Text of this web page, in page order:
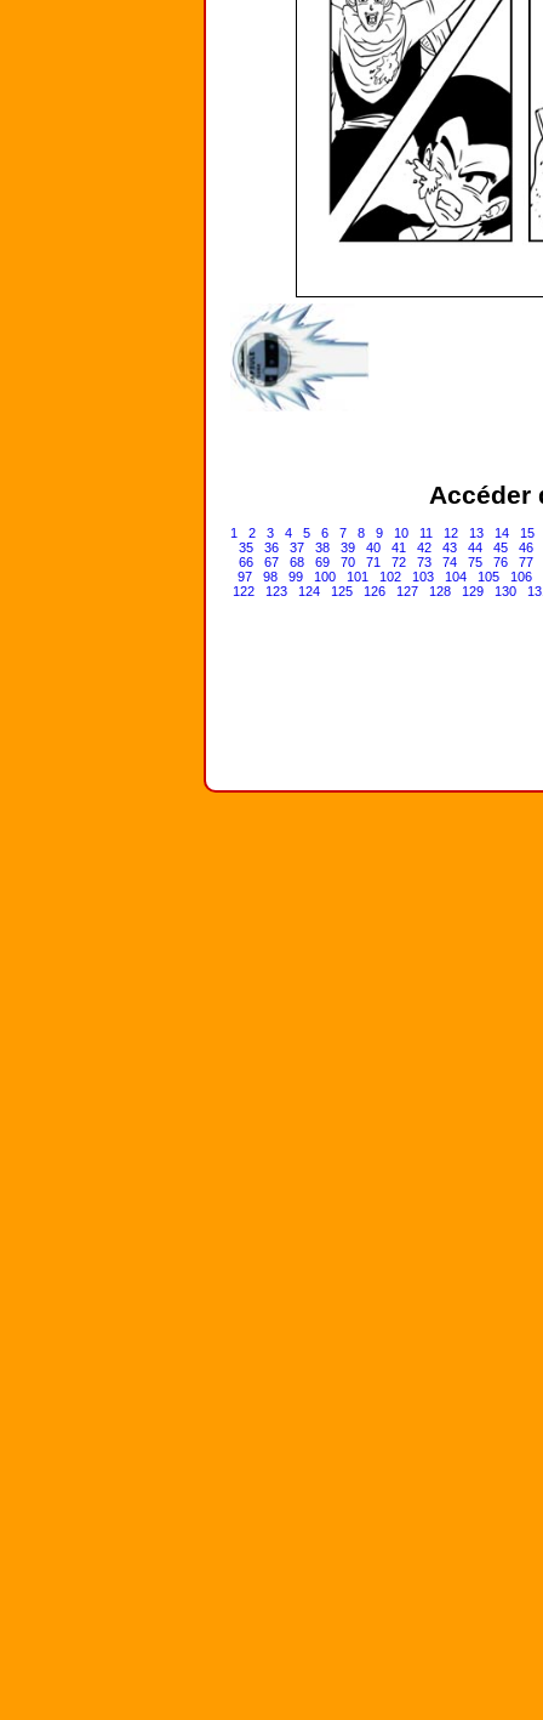
Accéder
1 2 3 4 5 6 7 8 9 10 11 12 13 14
15
35
36 37 38 39 40 41 42 43 44 45
46
66
67 68 69 70 71 72 73 74 75 76
77
97
98 99 100 101 102 103 104 105
106
122
123 124 125 126 127 128 129 130